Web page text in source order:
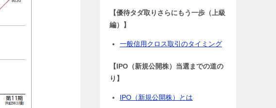
【優待タダ取りさらにもう一歩（上級
編）】
一般信用クロス取引のタイミング
【IPO（新規公開株）当選までの道の
り】
IPO（新規公開株）とは